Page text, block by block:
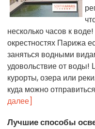
несколько часов к
окрестностях Парижа
заняться водными
удовольствие от воды!
курорты, озера или
куда можно
далее]
Лучшие способы